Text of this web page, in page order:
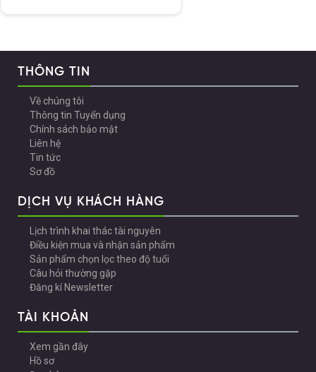
THÔNG TIN
Về chúng tôi
Thông tin Tuyển dụng
Chính sách bảo mật
Liên hệ
Tin tức
Sơ đồ
DỊCH VỤ KHÁCH HÀNG
Lịch trình khai thác tài nguyên
Điều kiện mua và nhận sản phẩm
Sản phẩm chọn lọc theo độ tuổi
Câu hỏi thường gặp
Đăng kí Newsletter
TÀI KHOẢN
Xem gần đây
Hồ sơ